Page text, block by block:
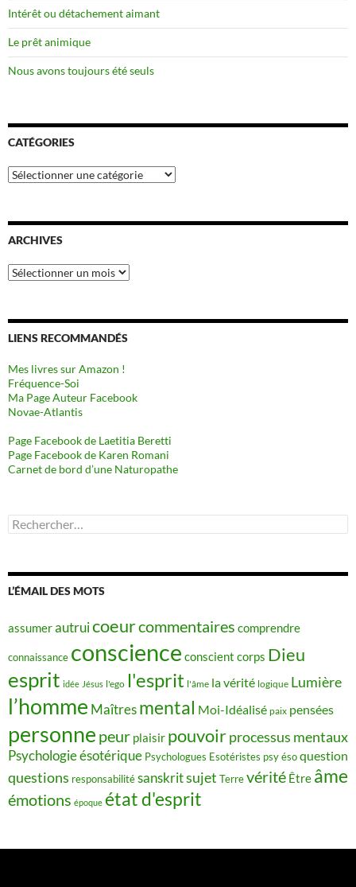
Intérêt ou détachement aimant
Le prêt animique
Nous avons toujours été seuls
CATÉGORIES
Catégories
ARCHIVES
Archives
LIENS RECOMMANDÉS
Mes livres sur Amazon !
Fréquence-Soi
Ma Page Auteur Facebook
Novae-Atlantis
Page Facebook de Laetitia Beretti
Page Facebook de Karen Romani
Carnet de bord d’une Naturopathe
Rechercher :
L’ÉMAIL DES MOTS
assumerautruicoeurcommentaires comprendre
connaissance conscience conscient corps Dieu
esprit idée Jésus l'ego l'esprit l'âme la vérité logique Lumière
l’homme Maîtres mental Moi-Idéalisé paix pensées
personne peur plaisir pouvoirprocessus mentaux
Psychologie ésotérique Psychologues Esotéristes psy ésoquestion
questions responsabilitésanskritsujet Terrevérité Être âme
émotions époque état d'esprit